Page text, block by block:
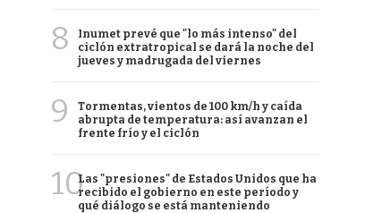
8
Inumet prevé que "lo más intenso" del
ciclón extratropical se dará la noche del
jueves y madrugada del viernes
9
Tormentas, vientos de 100 km/h y caída
abrupta de temperatura: así avanzan el
frente frío y el ciclón
10Las "presiones" de Estados Unidos que ha
recibido el gobierno en este período y
qué diálogo se está manteniendo